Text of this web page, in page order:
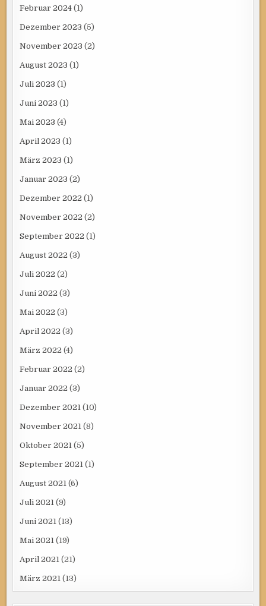
Februar 2024 (1)
Dezember 2023 (5)
November 2023 (2)
August 2023 (1)
Juli 2023 (1)
Juni 2023 (1)
Mai 2023 (4)
April 2023 (1)
März 2023 (1)
Januar 2023 (2)
Dezember 2022 (1)
November 2022 (2)
September 2022 (1)
August 2022 (3)
Juli 2022 (2)
Juni 2022 (3)
Mai 2022 (3)
April 2022 (3)
März 2022 (4)
Februar 2022 (2)
Januar 2022 (3)
Dezember 2021 (10)
November 2021 (8)
Oktober 2021 (5)
September 2021 (1)
August 2021 (6)
Juli 2021 (9)
Juni 2021 (13)
Mai 2021 (19)
April 2021 (21)
März 2021 (13)